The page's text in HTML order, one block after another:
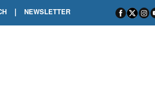
| NEWSLETTER